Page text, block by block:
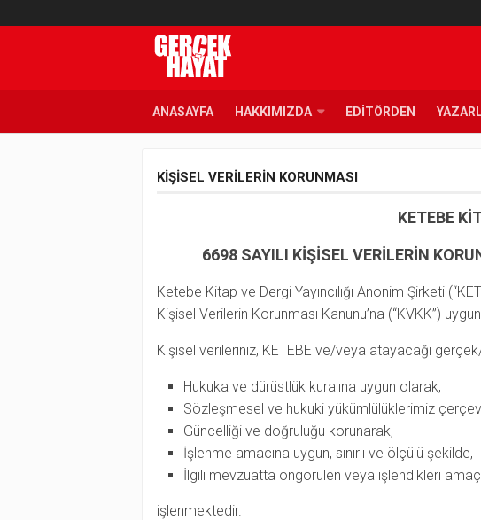
ANASAYFA HAKKIMIZDA EDITÖRDEN
KIŞISEL VERILERIN KORUNMASI
KETEBE
6698 SAYILI KİŞİSEL VERİLERİN
Ketebe Kitap ve Dergi Yayıncılığı Anonim Şirketi
Kişisel Verilerin Korunması Kanunu’na (“KVKK”)
Kişisel verileriniz, KETEBE ve/veya atayacağı
Hukuka ve dürüstlük kuralına uygun olarak,
Sözleşmesel ve hukuki yükümlülüklerimiz
Güncelliği ve doğruluğu korunarak,
İşlenme amacına uygun, sınırlı ve ölçülü şekilde,
İlgili mevzuatta öngörülen veya işlendikleri
işlenmektedir.